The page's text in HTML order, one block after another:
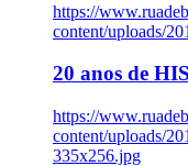
https://
content/uploads/
20 anos de
https://
content/uploads/
335x256.jpg